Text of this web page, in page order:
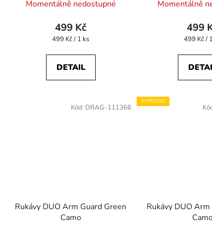
Momentálně nedostupné
499 Kč
Měrná
499 Kč / 1 ks
DETAIL
Momentálně
499
Měrná
499 Kč /
Rukávy DUO Arm Guard Green
Camo
Kód: DRAG-111366
VÝPRODEJ
Rukávy DUO